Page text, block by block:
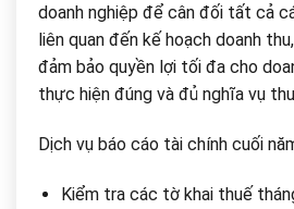
doanh nghiệp để cân đối tất cả
liên quan đến kế hoạch doanh
đảm bảo quyền lợi tối đa cho
thực hiện đúng và đủ nghĩa vụ
Dịch vụ báo cáo tài chính cuối
Kiểm tra các tờ khai thuế